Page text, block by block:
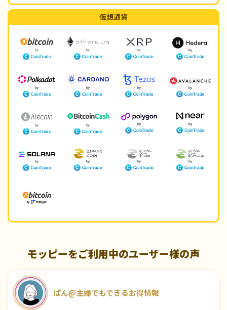
仮想通貨
モッピーをご利用中のユーザー様の声
ぱん@主婦でもできるお得情報